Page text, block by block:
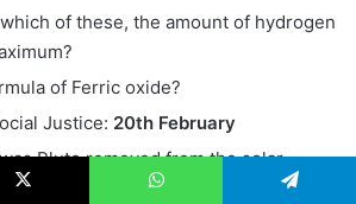
of these, the amount of hydrogen
of Ferric oxide?
Justice: 20th February
Pluto removed from the solar
2006